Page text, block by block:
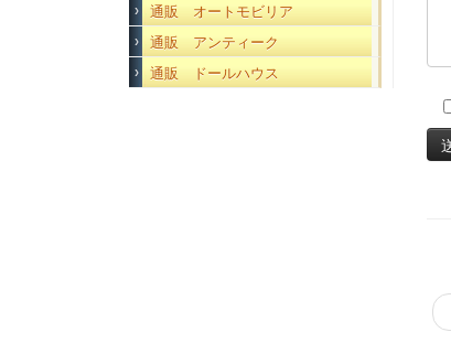
通販 オートモビリア
通販 アンティーク
通販 ドールハウス